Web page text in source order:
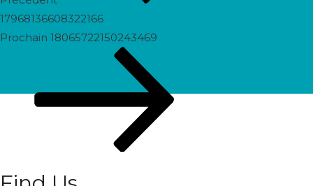
17968136608322166
Prochain
Prochain 18065722150243469